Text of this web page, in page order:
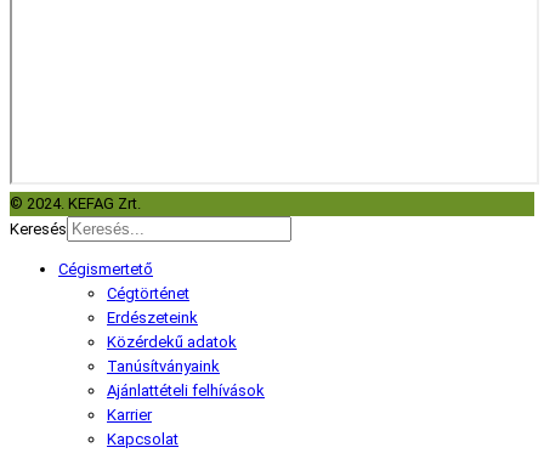
© 2024. KEFAG Zrt.
Keresés
Cégismertető
Cégtörténet
Erdészeteink
Közérdekű adatok
Tanúsítványaink
Ajánlattételi felhívások
Karrier
Kapcsolat